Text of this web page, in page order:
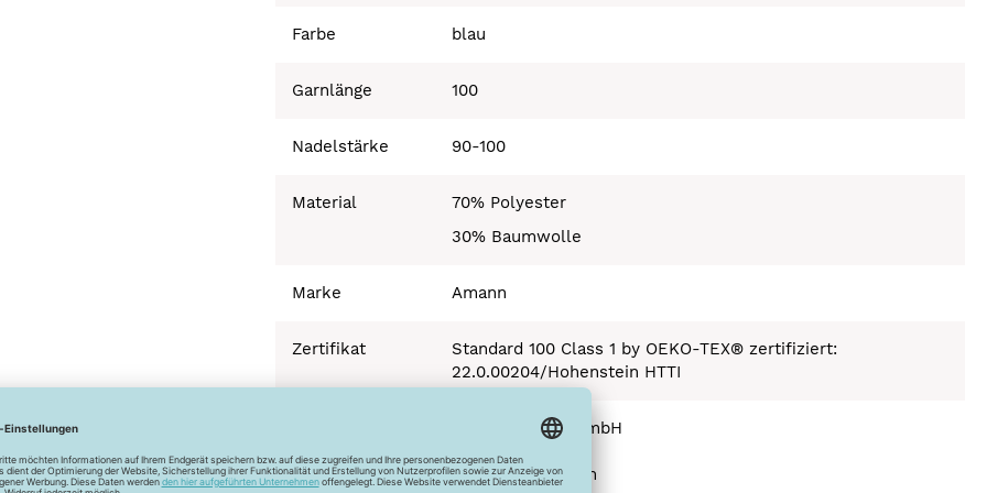
Farbe blau
Garnlänge 100
Nadelstärke 90-100
Material
70% Polyester
30% Baumwolle
Marke Amann
Zertifikat
Standard 100 Class 1 by OEKO-TEX® zertifiziert:
22.0.00204/Hohenstein HTTI
Amann Handel GmbH
Hauptstr. 1
74357 Bönnigheim